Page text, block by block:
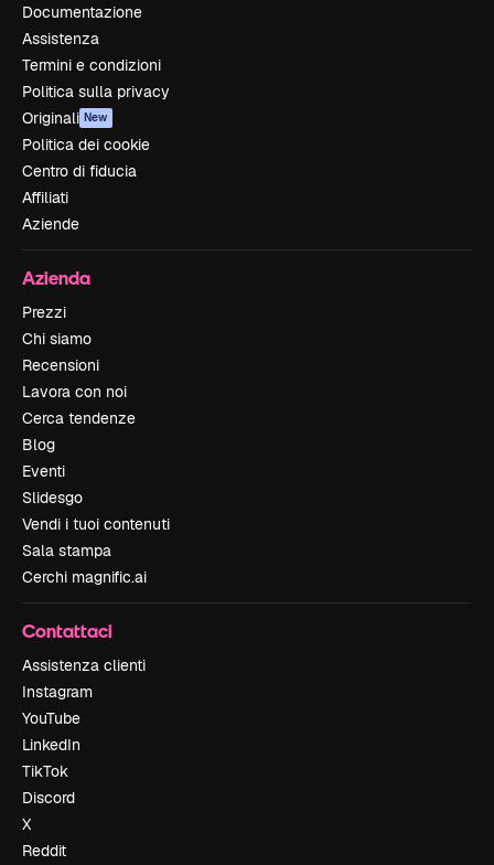
Documentazione
Assistenza
Termini e condizioni
Politica sulla privacy
Originali New
Politica dei cookie
Centro di fiducia
Affiliati
Aziende
Azienda
Prezzi
Chi siamo
Recensioni
Lavora con noi
Cerca tendenze
Blog
Eventi
Slidesgo
Vendi i tuoi contenuti
Sala stampa
Cerchi magnific.ai
Contattaci
Assistenza clienti
Instagram
YouTube
LinkedIn
TikTok
Discord
X
Reddit